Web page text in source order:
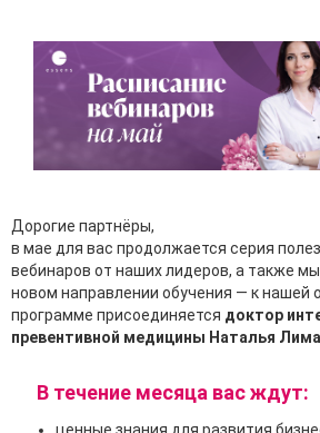
Дорогие партнёры,
в мае для вас продолжается серия
вебинаров от наших лидеров, а также
новом направлении обучения — к нашей
программе присоединяется доктор
превентивной медицины Наталья
В течение месяца вас ждут: